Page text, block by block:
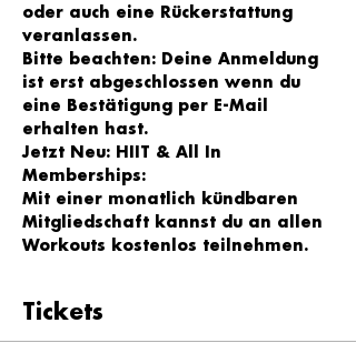
oder auch eine Rückerstattung
veranlassen.
Bitte beachten: Deine Anmeldung
ist erst abgeschlossen wenn du
eine Bestätigung per E-Mail
erhalten hast.
Jetzt Neu: HIIT & All In
Memberships:
Mit einer monatlich kündbaren
Mitgliedschaft kannst du an allen
Workouts kostenlos teilnehmen.
Tickets